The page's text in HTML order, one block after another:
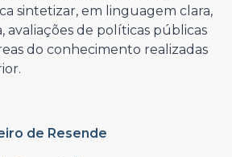
sintetizar, em linguagem clara,
avaliações de políticas públicas
do conhecimento realizadas
de Resende